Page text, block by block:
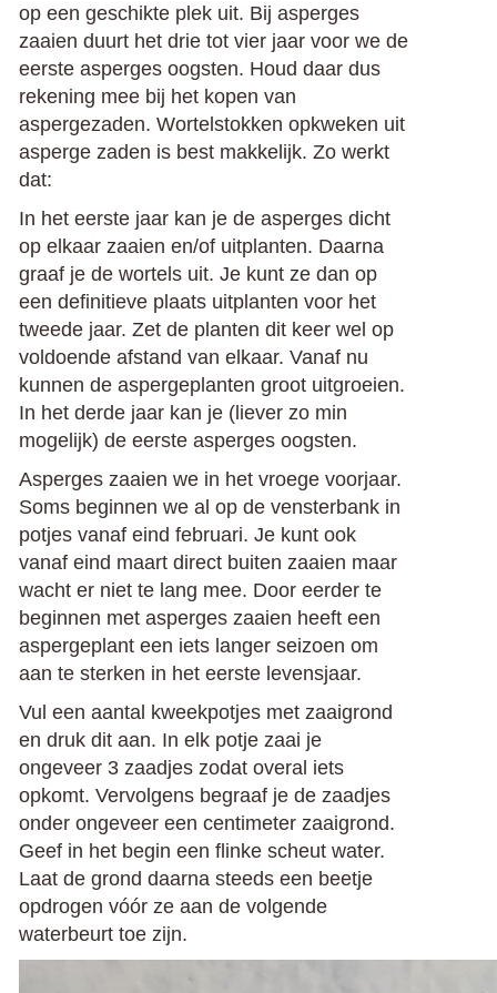
op een geschikte plek uit. Bij asperges
zaaien duurt het drie tot vier jaar voor we de
eerste asperges oogsten. Houd daar dus
rekening mee bij het kopen van
aspergezaden. Wortelstokken opkweken uit
asperge zaden is best makkelijk. Zo werkt
dat:
In het eerste jaar kan je de asperges dicht
op elkaar zaaien en/of uitplanten. Daarna
graaf je de wortels uit. Je kunt ze dan op
een definitieve plaats uitplanten voor het
tweede jaar. Zet de planten dit keer wel op
voldoende afstand van elkaar. Vanaf nu
kunnen de aspergeplanten groot uitgroeien.
In het derde jaar kan je (liever zo min
mogelijk) de eerste asperges oogsten.
Asperges zaaien we in het vroege voorjaar.
Soms beginnen we al op de vensterbank in
potjes vanaf eind februari. Je kunt ook
vanaf eind maart direct buiten zaaien maar
wacht er niet te lang mee. Door eerder te
beginnen met asperges zaaien heeft een
aspergeplant een iets langer seizoen om
aan te sterken in het eerste levensjaar.
Vul een aantal kweekpotjes met zaaigrond
en druk dit aan. In elk potje zaai je
ongeveer 3 zaadjes zodat overal iets
opkomt. Vervolgens begraaf je de zaadjes
onder ongeveer een centimeter zaaigrond.
Geef in het begin een flinke scheut water.
Laat de grond daarna steeds een beetje
opdrogen vóór ze aan de volgende
waterbeurt toe zijn.